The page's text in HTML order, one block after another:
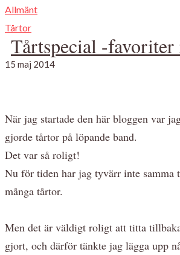
Allmänt
Tårtor
Tårtspecial -
15 maj 2014
När jag startade den här bloggen var
gjorde tårtor på löpande band.
Det var så roligt!
Nu för tiden har jag tyvärr inte samma
många tårtor.
Men det är väldigt roligt att titta
gjort, och därför tänkte jag lägga upp